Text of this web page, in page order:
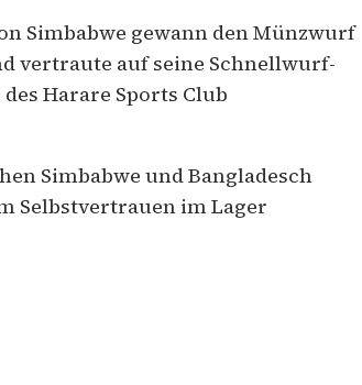
Simbabwe gewann den Münzwurf
vertraute auf seine Schnellwurf-
Harare Sports Club
Simbabwe und Bangladesch
Selbstvertrauen im Lager